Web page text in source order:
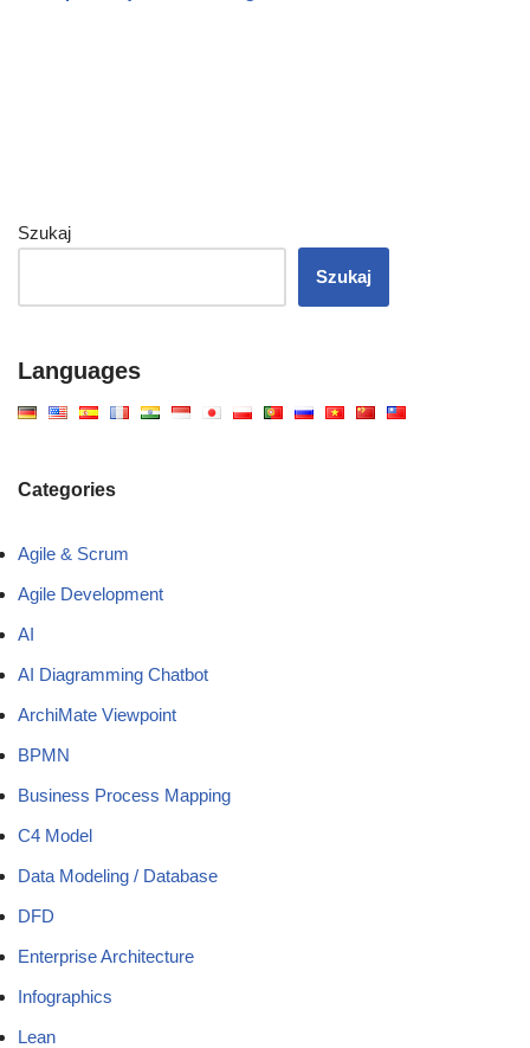
Szukaj
Szukaj
Languages
Categories
Agile & Scrum
Agile Development
AI
AI Diagramming Chatbot
ArchiMate Viewpoint
BPMN
Business Process Mapping
C4 Model
Data Modeling / Database
DFD
Enterprise Architecture
Infographics
Lean